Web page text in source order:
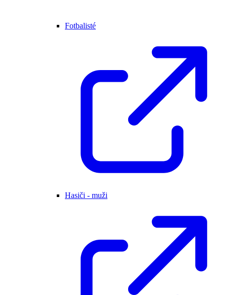
Fotbalisté
Hasiči - muži